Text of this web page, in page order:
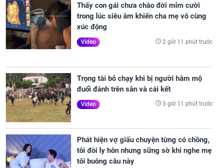
Thấy con gái chưa chào đời mỉm cười
trong lúc siêu âm khiến cha mẹ vô cùng
xúc động
Video 2 giờ 11 phút trước
Trọng tài bỏ chạy khi bị người hâm mộ
đuổi đánh trên sân và cái kết
Video 3 giờ 11 phút trước
Phát hiện vợ giấu chuyện từng có chồng,
tôi đòi ly hôn nhưng sững sờ khi nghe mẹ
tôi buông câu này